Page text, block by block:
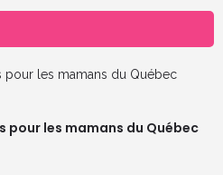
pour les mamans du Québec